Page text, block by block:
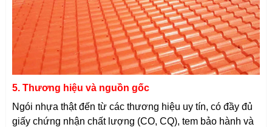
5. Thương hiệu và nguồn gốc
Ngói nhựa thật đến từ các thương hiệu uy tín, có đầy đủ
giấy chứng nhận chất lượng (CO, CQ), tem bảo hành và